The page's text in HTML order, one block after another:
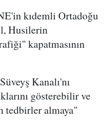
kıdemli Ortadoğu
Husilerin
kapatmasının
Kanalı'nı
gösterebilir ve
almaya"